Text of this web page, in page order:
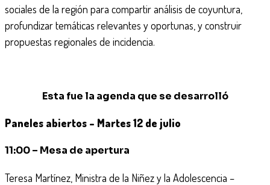
sociales de la región para compartir análisis de coyuntura,
profundizar temáticas relevantes y oportunas, y construir
propuestas regionales de incidencia.
Esta fue la agenda que se desarrolló
Paneles abiertos – Martes 12 de julio
11:00 – Mesa de apertura
Teresa Martínez, Ministra de la Niñez y la Adolescencia –